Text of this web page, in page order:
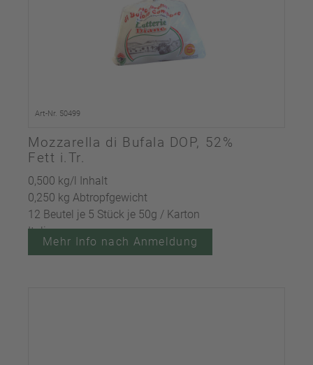
Art-Nr. 50499
Mozzarella di Bufala DOP, 52%
Fett i.Tr.
0,500 kg/l Inhalt
0,250 kg Abtropfgewicht
12 Beutel je 5 Stück je 50g / Karton
Italien
Mehr Info nach Anmeldung